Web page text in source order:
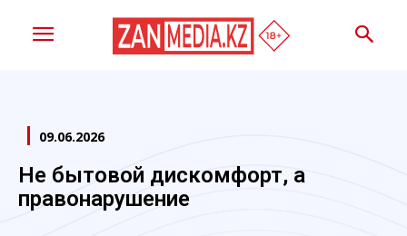
09.06.2026
Не бытовой дискомфорт, а
правонарушение